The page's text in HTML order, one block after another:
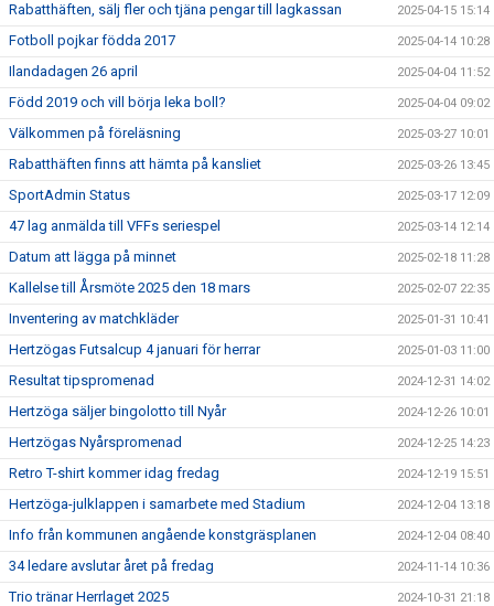
Rabatthäften, sälj fler och tjäna pengar till lagkassan 2025-04-15 15:14
Fotboll pojkar födda 2017 2025-04-14 10:28
Ilandadagen 26 april 2025-04-04 11:52
Född 2019 och vill börja leka boll? 2025-04-04 09:02
Välkommen på föreläsning 2025-03-27 10:01
Rabatthäften finns att hämta på kansliet 2025-03-26 13:45
SportAdmin Status 2025-03-17 12:09
47 lag anmälda till VFFs seriespel 2025-03-14 12:14
Datum att lägga på minnet 2025-02-18 11:28
Kallelse till Årsmöte 2025 den 18 mars 2025-02-07 22:35
Inventering av matchkläder 2025-01-31 10:41
Hertzögas Futsalcup 4 januari för herrar 2025-01-03 11:00
Resultat tipspromenad 2024-12-31 14:02
Hertzöga säljer bingolotto till Nyår 2024-12-26 10:01
Hertzögas Nyårspromenad 2024-12-25 14:23
Retro T-shirt kommer idag fredag 2024-12-19 15:51
Hertzöga-julklappen i samarbete med Stadium 2024-12-04 13:18
Info från kommunen angående konstgräsplanen 2024-12-04 08:40
34 ledare avslutar året på fredag 2024-11-14 10:36
Trio tränar Herrlaget 2025 2024-10-31 21:18